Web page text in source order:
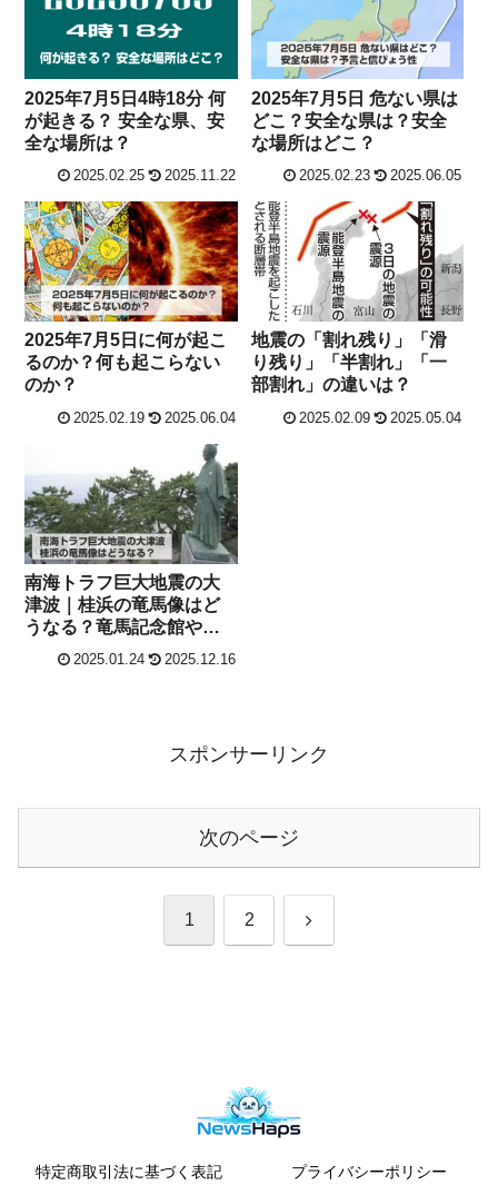
2025年7月5日4時18分 何
が起きる？ 安全な県、安
全な場所は？
2025.02.25 2025.11.22
2025年7月5日 危ない県は
どこ？安全な県は？安全
な場所はどこ？
2025.02.23 2025.06.05
2025年7月5日に何が起こ
るのか？何も起こらない
のか？
2025.02.19 2025.06.04
地震の「割れ残り」「滑
り残り」「半割れ」「一
部割れ」の違いは？
2025.02.09 2025.05.04
南海トラフ巨大地震の大
津波｜桂浜の竜馬像はど
うなる？竜馬記念館や高
知城は？
2025.01.24 2025.12.16
スポンサーリンク
次のページ
1 2 次
特定商取引法に基づく表記 プライバシーポリシー